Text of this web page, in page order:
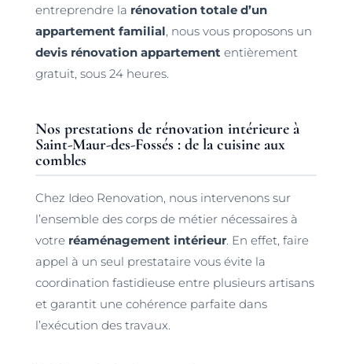
entreprendre la rénovation totale d’un
appartement familial, nous vous proposons un
devis rénovation appartemententièrement
gratuit, sous 24 heures.
Nos prestations de rénovation intérieure à
Saint-Maur-des-Fossés : de la cuisine aux
combles
Chez Ideo Renovation, nous intervenons sur
l’ensemble des corps de métier nécessaires à
votre réaménagement intérieur. En effet, faire
appel à un seul prestataire vous évite la
coordination fastidieuse entre plusieurs artisans
et garantit une cohérence parfaite dans
l’exécution des travaux.